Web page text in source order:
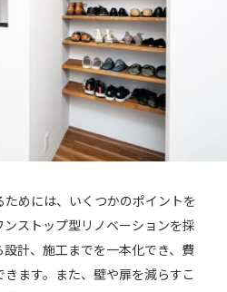
めには、いくつかのポイントを
ストップ型リノベーションを採
計、施工までを一本化でき、費
ます。また、壁や扉を減らすこ